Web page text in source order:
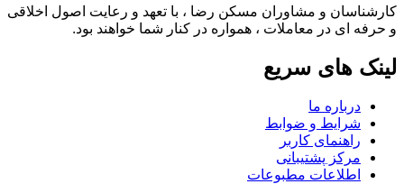
کارشناسان و مشاوران مسکن رضا ، با تعهد و رعایت اصول اخلاقی
و حرفه ای در معاملات ، همواره در کنار شما خواهند بود.
لینک های سریع
درباره ما
شرایط و ضوابط
راهنمای کاربر
مرکز پشتیبانی
اطلاعات مطبوعات